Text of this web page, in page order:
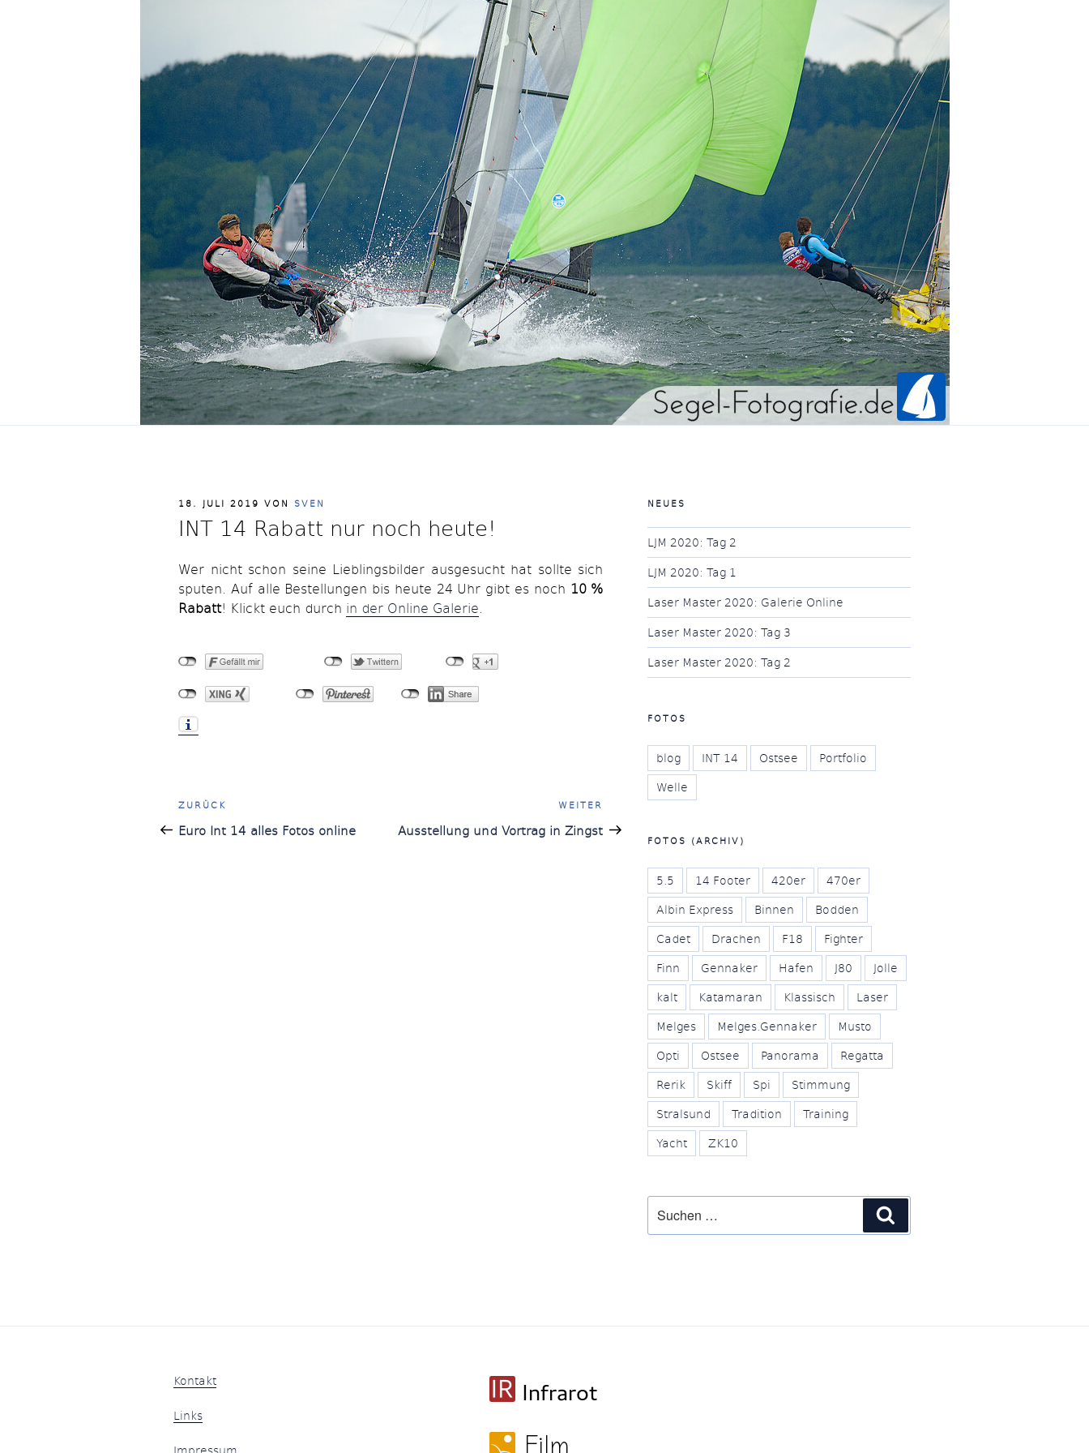
VERÖFFENTLICHT
18. JULI 2019 VON SVEN
INT 14 Rabatt nur noch heute!
Wer nicht schon seine Lieblingsbilder ausgesucht hat sollte sich
sputen. Auf alle Bestellungen bis heute 24 Uhr gibt es noch 10 %
Rabatt! Klickt euch durch in der Online Galerie.
Beitragsnavigation
Vorheriger
Beitrag
ZURÜCK
Euro Int 14 alles Fotos online
Beitrag
WEITER
Ausstellung und Vortrag in Zingst
NEUES
LJM 2020: Tag 2
LJM 2020: Tag 1
Laser Master 2020: Galerie Online
Laser Master 2020: Tag 3
Laser Master 2020: Tag 2
FOTOS
blog INT 14 Ostsee
Portfolio
Welle
FOTOS (ARCHIV)
5.5 14 Footer 420er
470er
Albin Express
Binnen
Bodden
Cadet
Drachen F18
Fighter
Finn
Gennaker Hafen J80
Jolle
kalt
Katamaran Klassisch
Laser
Melges
Melges.Gennaker
Musto
Opti
Ostsee Panorama
Regatta
Rerik
Skiff Spi
Stimmung
Stralsund
Tradition
Training
Yacht
ZK10
nach:
Kontakt
Links